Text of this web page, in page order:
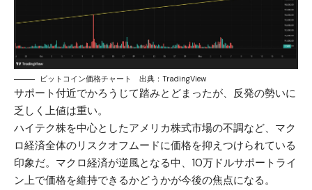
ビットコイン価格チャート 出典：TradingView
サポート付近でかろうじて踏みとどまったが、反発の勢いに
乏しく上値は重い。
ハイテク株を中心としたアメリカ株式市場の不調など、マク
ロ経済全体のリスクオフムードに価格を抑えつけられている
印象だ。マクロ経済が逆風となる中、10万ドルサポートライ
ン上で価格を維持できるかどうかが今後の焦点になる。